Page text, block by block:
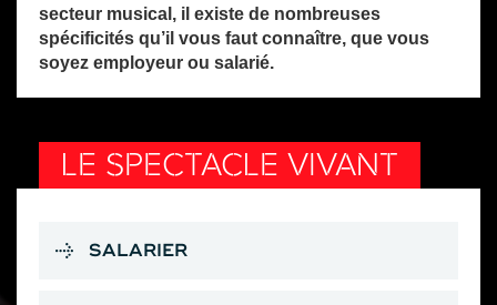
secteur musical, il existe de nombreuses
spécificités qu’il vous faut connaître, que vous
soyez employeur ou salarié.
LE SPECTACLE VIVANT
SALARIER